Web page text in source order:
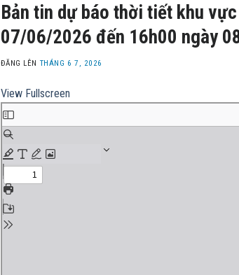
Bản tin dự báo thời tiết khu
07/06/2026 đến 16h00 ngày
ĐĂNG LÊN THÁNG 6 7, 2026
View Fullscreen